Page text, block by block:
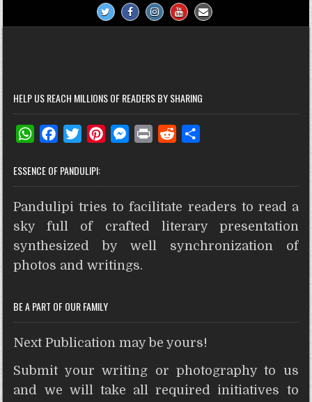
HELP US REACH MILLIONS OF READERS BY SHARING
W
a
t
s
A
p
p
c
e
b
o
o
k
T
i
t
t
e
r
t
e
r
e
s
M
s
e
n
g
e
P
n
t
d
i
t
r
e
ESSENCE OF PANDULIPI:
Pandulipi tries to facilitate readers to read a
sky full of crafted literary presentation
synthesized by well synchronization of
photos and writings.
BE A PART OF OUR FAMILY
Next Publication may be yours!
Submit your writing or photography to us
and we will take all required initiatives to